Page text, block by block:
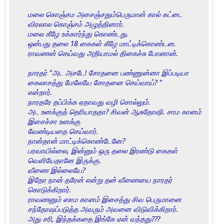
மலை கொஞ்சம அசைஞ்சதும்பெருமான் கால் கட்டை
விரலால கொஞ்சம் அழுத்தினார்.
மலை கீழே உக்கார்ந்து கொண்டது.
ஒன்பது தலை 18 கைகள் கீழே மாட்டிக்கொண்டன.
ராவணன் செய்வது அறியாமல் திகைச்சு போனான்.
நாரதர் "அட அசடே! சோதனை பண்ணுன்னா இப்படியா
கைலாசத்து மேலேயே சோதனை செய்வாய்? "
என்றார்.
நாரதரே தப்பிக்க ஏதாவது வழி சொல்லும்.
அட உனக்குத் தெரியாததா? சிவன் ஆசுதோஷி. சாம கானம்
இசைச்சா உனக்கு
வேண்டியதை செய்வார்.
நான்தான் மாட்டிக்கொண்டேனே?
பரவாயில்லை, இன்னும் ஒரு தலை இரண்டு கைகள்
வெளியேதானே இருக்கு.
வீணை இல்லையே?
இதோ நான் தரேன் என்று தன் வீணையை நாரதர்
கொடுக்கிறார்.
ராவணனும் ஸாம கானம் இசைத்து சிவ பெருமானை
சந்தோஷப்படுத்த அவரும் அவனை விடுவிக்கிறார்.
அது சரி, இந்தக்கதை இங்கே ஏன் வந்தது???